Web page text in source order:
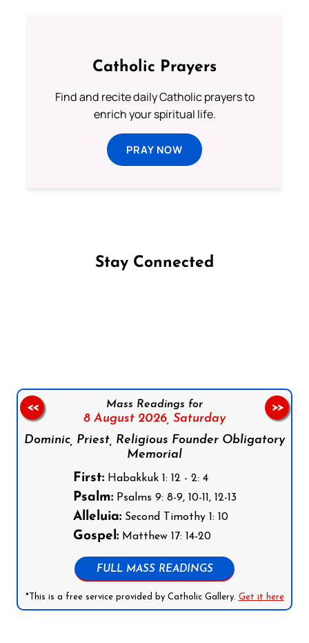
Catholic Prayers
Find and recite daily Catholic prayers to
enrich your spiritual life.
PRAY NOW
Stay Connected
Mass Readings for
8 August 2026, Saturday
Dominic, Priest, Religious Founder Obligatory
Memorial
First:Habakkuk 1: 12 - 2: 4
Psalm:Psalms 9: 8-9, 10-11, 12-13
Alleluia:Second Timothy 1: 10
Gospel:Matthew 17: 14-20
FULL MASS READINGS
*This is a free service provided by Catholic Gallery. Get it here
<< >>